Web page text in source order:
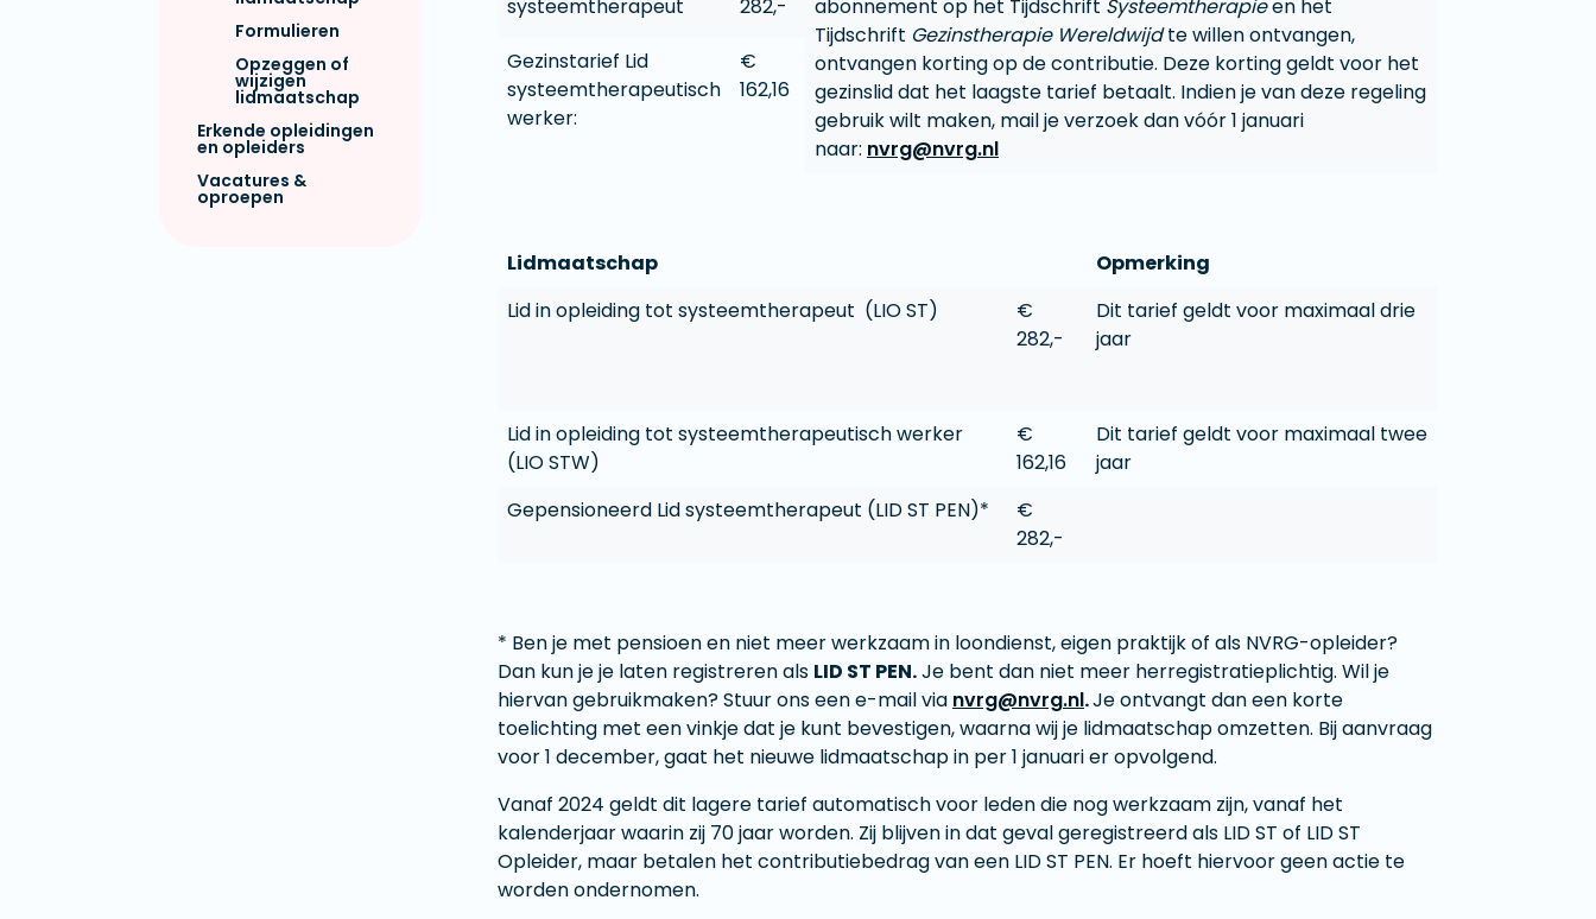
Formulieren
Opzeggen of
wijzigen
lidmaatschap
Erkende opleidingen
en opleiders
Vacatures &
oproepen
systeemtherapeut
282,-
abonnement op het Tijdschrift Systeemtherapieen het
Tijdschrift Gezinstherapie Wereldwijdte willen ontvangen,
ontvangen korting op de contributie. Deze korting geldt voor het
gezinslid dat het laagste tarief betaalt. Indien je van deze regeling
gebruik wilt maken, mail je verzoek dan vóór 1 januari
naar: nvrg@nvrg.nl
Gezinstarief Lid
systeemtherapeutisch
werker:
€
162,16
Lidmaatschap
Opmerking
Lid in opleiding tot systeemtherapeut (LIO ST)
€
282,-
Dit tarief geldt voor maximaal drie
jaar
Lid in opleiding tot systeemtherapeutisch werker
(LIO STW)
€
162,16
Dit tarief geldt voor maximaal twee
jaar
Gepensioneerd Lid systeemtherapeut (LID ST PEN)*
€
282,-
* Ben je met pensioen en niet meer werkzaam in loondienst, eigen praktijk of als NVRG-opleider?
Dan kun je je laten registreren als LID ST PEN.Je bent dan niet meer herregistratieplichtig. Wil je
hiervan gebruikmaken? Stuur ons een e-mail via nvrg@nvrg.nl.Je ontvangt dan een korte
toelichting met een vinkje dat je kunt bevestigen, waarna wij je lidmaatschap omzetten. Bij aanvraag
voor 1 december, gaat het nieuwe lidmaatschap in per 1 januari er opvolgend.
Vanaf 2024 geldt dit lagere tarief automatisch voor leden die nog werkzaam zijn, vanaf het
kalenderjaar waarin zij 70 jaar worden. Zij blijven in dat geval geregistreerd als LID ST of LID ST
Opleider, maar betalen het contributiebedrag van een LID ST PEN. Er hoeft hiervoor geen actie te
worden ondernomen.